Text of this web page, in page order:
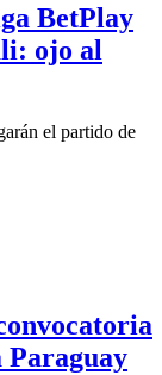
BetPlay
ojo al
el partido de
Paraguay